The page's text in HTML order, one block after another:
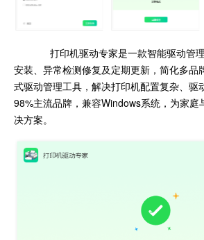
打印机驱动专家是一款智能驱动管
安装、异常检测修复及定期更新，简化多品
式驱动管理工具，解决打印机配置复杂、驱
98%主流品牌，兼容Windows系统，为家庭
决方案。